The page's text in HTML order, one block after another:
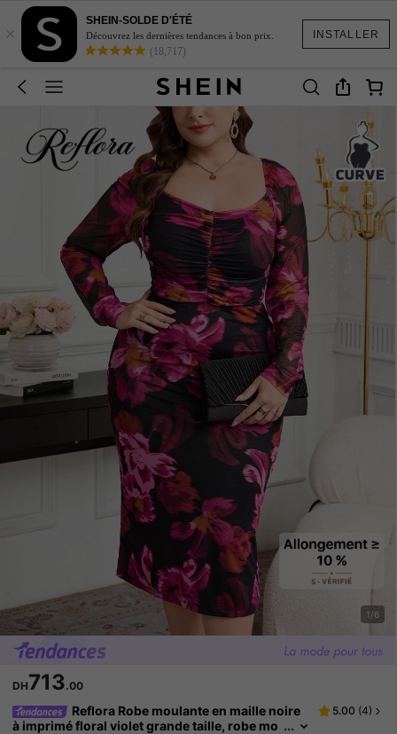
INSTALLER
×
SHEIN-SOLDE D'ÉTÉ
Découvrez les dernières tendances à bon prix.
(18,717)
1/6
DH713.00
Reflora Robe moulante en maille noire
à imprimé floral violet grande taille, robe mo
5.00 (4)